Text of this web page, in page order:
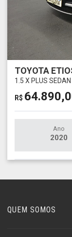
TOYOTA
1.5 X PLUS
R$
Ano
2020
QUEM SOMOS